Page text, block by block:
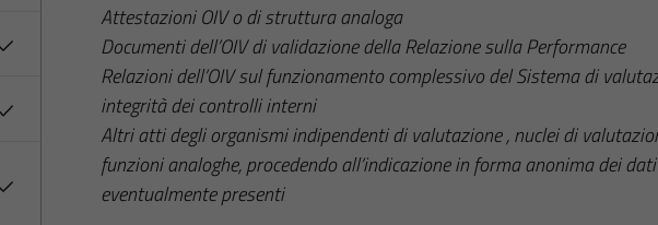
Attestazioni OIV o di struttura analoga
Documenti dell’OIV di validazione della Relazione sulla Performance
Relazioni dell’OIV sul funzionamento complessivo del Sistema di
integrità dei controlli interni
Altri atti degli organismi indipendenti di valutazione , nuclei di
funzioni analoghe, procedendo all’indicazione in forma anonima dei
eventualmente presenti